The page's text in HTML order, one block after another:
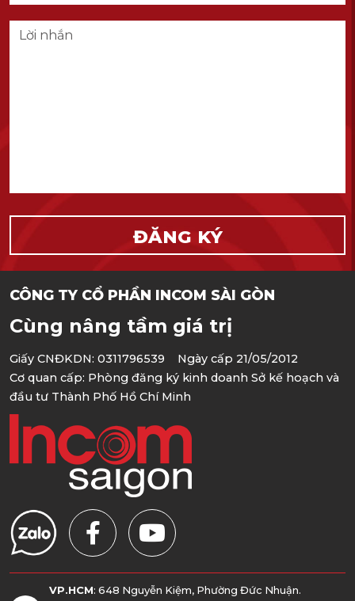
CÔNG TY CỔ PHẦN INCOM SÀI GÒN
Cùng nâng tầm giá trị
Giấy CNĐKDN: 0311796539 Ngày cấp 21/05/2012
Cơ quan cấp: Phòng đăng ký kinh doanh Sở kế hoạch và
đầu tư Thành Phố Hồ Chí Minh
VP.HCM: 648 Nguyễn Kiệm, Phường Đức Nhuận.